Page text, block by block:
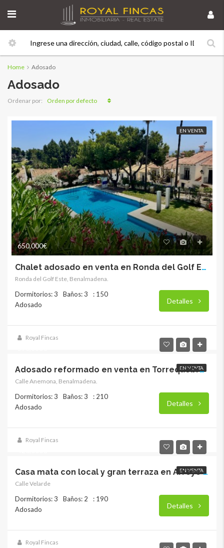
Home Adosado
Adosado
Ordenar por: Orden por defecto
EN VENTA
650,000€
Chalet adosado en venta en Ronda del Golf Este. RY-17861
Ronda del Golf Este, Benalmadena.
Dormitorios: 3 Baños: 3
: 150
Adosado
Detalles
Royal Fincas
EN VENTA
Adosado reformado en venta en Torrequebrada.RY17830
Calle Anemona, Benalmadena.
Dormitorios: 3 Baños: 3
: 210
Adosado
Detalles
Royal Fincas
EN VENTACasa mata con local y gran terraza en Arroyo de la Miel – 190 m² con gran potencial. RY17822
Calle Velarde
Dormitorios: 3 Baños: 2
: 190
Adosado
Detalles
Royal Fincas